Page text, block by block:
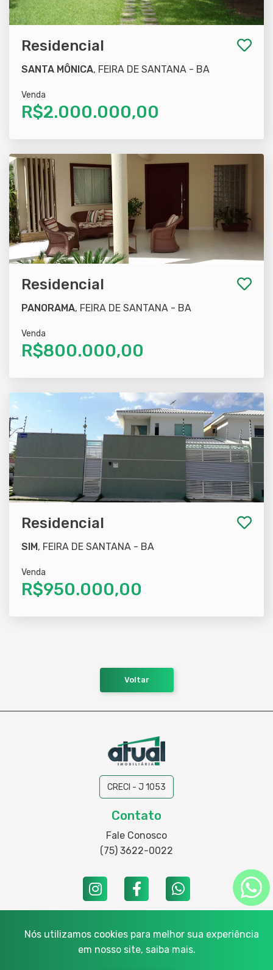
Nós utilizamos cookies para melhor sua experiência
em nosso site, saiba mais.
Residencial
SANTA MÔNICA, FEIRA DE SANTANA - BA
Venda
R$2.000.000,00
Residencial
PANORAMA, FEIRA DE SANTANA - BA
Venda
R$800.000,00
Residencial
SIM, FEIRA DE SANTANA - BA
Venda
R$950.000,00
Voltar
CRECI - J 1053
Contato
Fale Conosco
(75) 3622-0022
Mônica, CEP: 44077-100